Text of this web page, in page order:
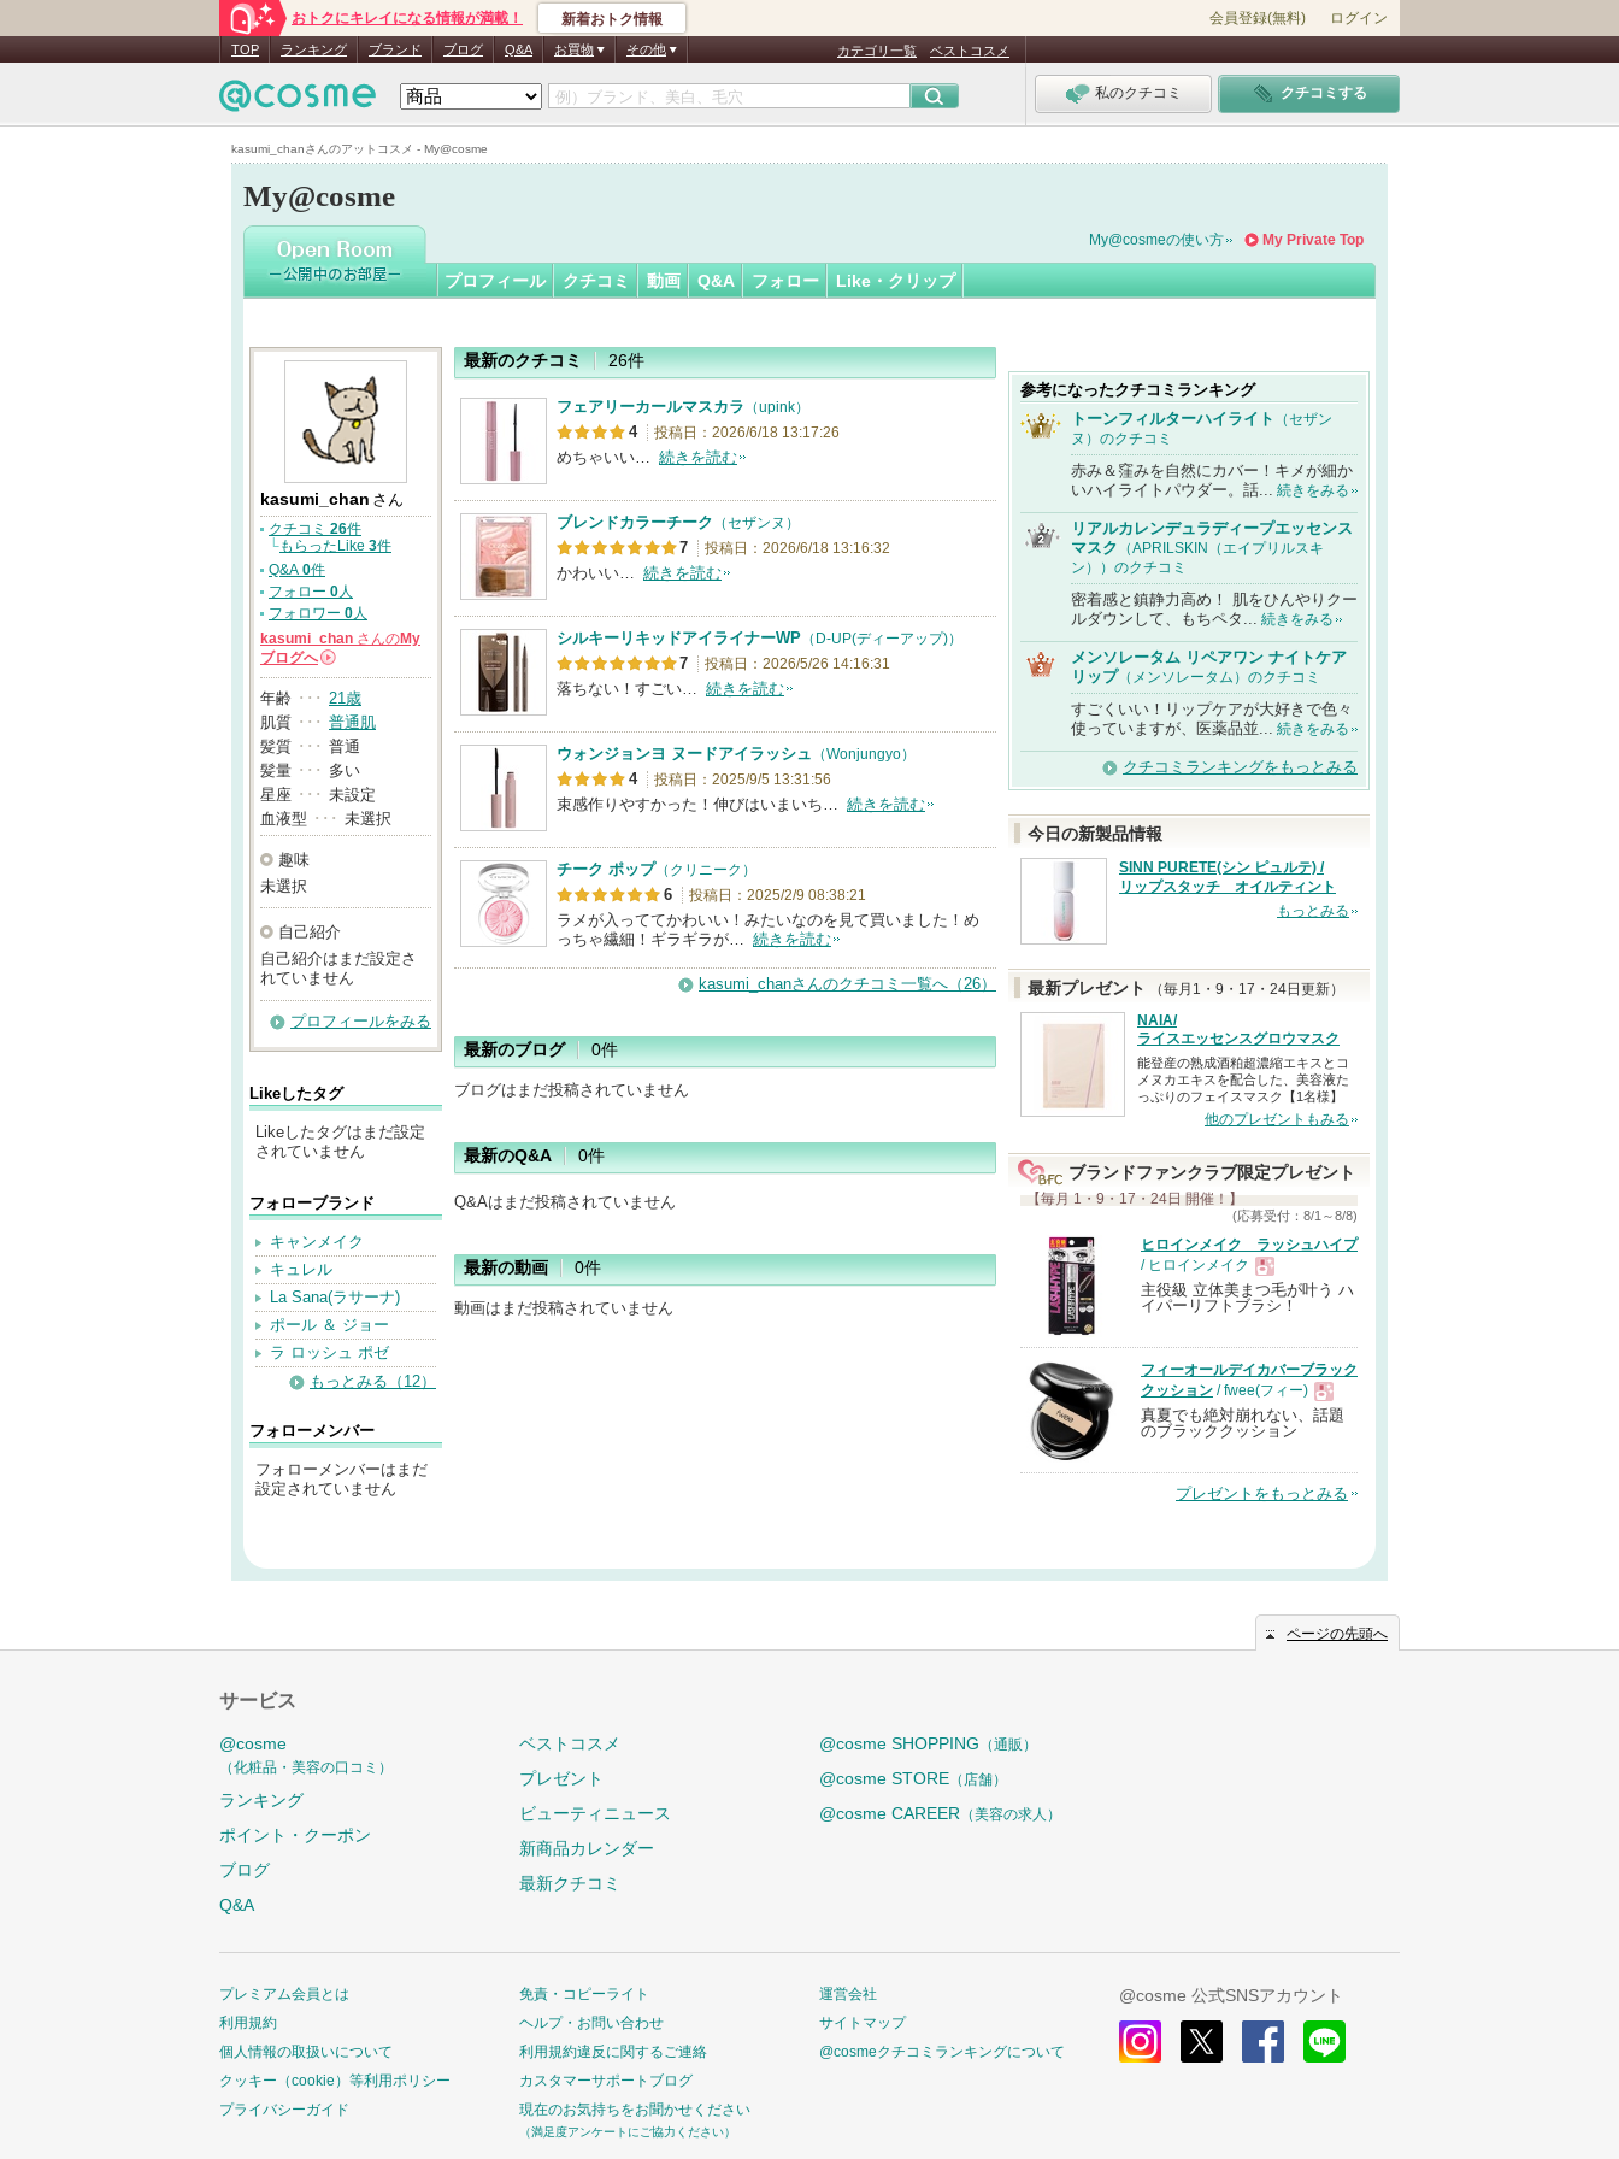
kasumi_chanさんのアットコスメ - My@cosme
おトクにキレイになる情報が満載！ 新着おトク情報 会員登録(無料) ログイン
TOP ランキング ブランド ブログ Q&A お買物 その他 カテゴリ一覧 ベストコスメ
私のクチコミ クチコミする
My@cosme
kasumi_chanさん
My Private Top
My@cosmeの使い方
プロフィール クチコミ 動画 Q&A フォロー Like・クリップ
kasumi_chan さん
クチコミ 26件
└もらったLike 3件
Q&A 0件
フォロー 0人
フォロワー 0人
kasumi_chan さんのMy
ブログへ
→
年齢 ･･･ 21歳
肌質 ･･･ 普通肌
髪質 ･･･ 普通
髪量 ･･･ 多い
星座 ･･･ 未設定
血液型 ･･･ 未選択
趣味
未選択
自己紹介
自己紹介はまだ設定さ
れていません
プロフィールをみる
Likeしたタグ
Likeしたタグはまだ設定
されていません
フォローブランド
キャンメイク
キュレル
La Sana(ラサーナ)
ポール ＆ ジョー
ラ ロッシュ ポゼ
もっとみる（12）
フォローメンバー
フォローメンバーはまだ
設定されていません
最新のクチコミ 26件
フェアリーカールマスカラ （upink）
4 投稿日：2026/6/18 13:17:26
めちゃいい… 続きを読む
ブレンドカラーチーク （セザンヌ）
7 投稿日：2026/6/18 13:16:32
かわいい… 続きを読む
シルキーリキッドアイライナーWP （D-UP(ディーアップ)）
7 投稿日：2026/5/26 14:16:31
落ちない！すごい… 続きを読む
ウォンジョンヨ ヌードアイラッシュ （Wonjungyo）
4 投稿日：2025/9/5 13:31:56
束感作りやすかった！伸びはいまいち… 続きを読む
チーク ポップ（クリニーク）
6 投稿日：2025/2/9 08:38:21
ラメが入っててかわいい！みたいなのを見て買いました！め
っちゃ繊細！ギラギラが… 続きを読む
kasumi_chanさんのクチコミ一覧へ（26）
最新のブログ 0件
ブログはまだ投稿されていません
最新のQ&A 0件
Q&Aはまだ投稿されていません
最新の動画 0件
動画はまだ投稿されていません
参考になったクチコミランキング
トーンフィルターハイライト
（セザン
ヌ）のクチコミ
赤み＆窪みを自然にカバー！キメが細か
いハイライトパウダー。話... 続きをみる
リアルカレンデュラディープエッセンス
マスク （APRILSKIN（エイプリルスキ
ン））のクチコミ
密着感と鎮静力高め！ 肌をひんやりクー
ルダウンして、もちペタ... 続きをみる
メンソレータム リペアワン ナイトケア
リップ（メンソレータム）のクチコミ
すごくいい！リップケアが大好きで色々
使っていますが、医薬品並... 続きをみる
クチコミランキングをもっとみる
今日の新製品情報
SINN PURETE(シン ピュルテ) /
リップスタッチ オイルティント
もっとみる
最新プレゼント
（毎月1・9・17・24日更新）
NAIA/
ライスエッセンスグロウマスク
能登産の熟成酒粕超濃縮エキスとコ
メヌカエキスを配合した、美容液た
っぷりのフェイスマスク【1名様】
他のプレゼントもみる
ブランドファンクラブ限定プレゼント
【毎月 1・9・17・24日 開催！】
(応募受付：8/1～8/8)
ヒロインメイク ラッシュハイプ
/ ヒロインメイク
現
品
主役級 立体美まつ毛が叶う ハ
イパーリフトブラシ！
フィーオールデイカバーブラック
クッション / fwee(フィー)
現
品
真夏でも絶対崩れない、話題
のブラッククッション
プレゼントをもっとみる
ページの先頭へ
サービス
@cosme
（化粧品・美容の口コミ）
ランキング
ポイント・クーポン
ブログ
Q&A
ベストコスメ
プレゼント
ビューティニュース
新商品カレンダー
最新クチコミ
@cosme SHOPPING （通販）
@cosme STORE （店舗）
@cosme CAREER （美容の求人）
プレミアム会員とは
利用規約
個人情報の取扱いについて
クッキー（cookie）等利用ポリシー
プライバシーガイド
免責・コピーライト
ヘルプ・お問い合わせ
利用規約違反に関するご連絡
カスタマーサポートブログ
現在のお気持ちをお聞かせください
（満足度アンケートにご協力ください）
運営会社
サイトマップ
@cosmeクチコミランキングについて
@cosme 公式SNSアカウント